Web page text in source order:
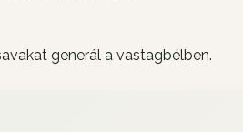
generál a vastagbélben.